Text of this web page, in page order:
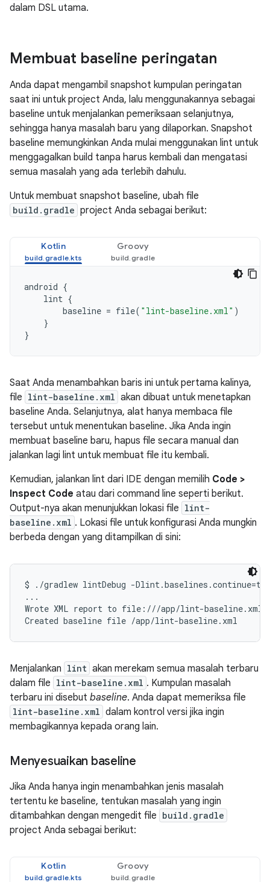
dalam DSL utama.
Membuat baseline peringatan
Anda dapat mengambil snapshot kumpulan peringatan
saat ini untuk project Anda, lalu menggunakannya sebagai
baseline untuk menjalankan pemeriksaan selanjutnya,
sehingga hanya masalah baru yang dilaporkan. Snapshot
baseline memungkinkan Anda mulai menggunakan lint untuk
menggagalkan build tanpa harus kembali dan mengatasi
semua masalah yang ada terlebih dahulu.
Untuk membuat snapshot baseline, ubah file
build.gradle project Anda sebagai berikut:
Kotlin Groovy
android {
lint {
baseline = file( "lint-baseline.xml" )
}
}
Saat Anda menambahkan baris ini untuk pertama kalinya,
file lint-baseline.xml akan dibuat untuk menetapkan
baseline Anda. Selanjutnya, alat hanya membaca file
tersebut untuk menentukan baseline. Jika Anda ingin
membuat baseline baru, hapus file secara manual dan
jalankan lagi lint untuk membuat file itu kembali.
Kemudian, jalankan lint dari IDE dengan memilih Code >
Inspect Code atau dari command line seperti berikut.
Output-nya akan menunjukkan lokasi file lint-
baseline.xml . Lokasi file untuk konfigurasi Anda mungkin
berbeda dengan yang ditampilkan di sini:
$ ./gradlew lintDebug -
...
Wrote XML report to file:///app/lint-baseline.xml
Menjalankan lint akan merekam semua masalah terbaru
dalam file lint-baseline.xml . Kumpulan masalah
terbaru ini disebut baseline. Anda dapat memeriksa file
lint-baseline.xml dalam kontrol versi jika ingin
membagikannya kepada orang lain.
Menyesuaikan baseline
Jika Anda hanya ingin menambahkan jenis masalah
tertentu ke baseline, tentukan masalah yang ingin
ditambahkan dengan mengedit file build.gradle
project Anda sebagai berikut:
Kotlin Groovy